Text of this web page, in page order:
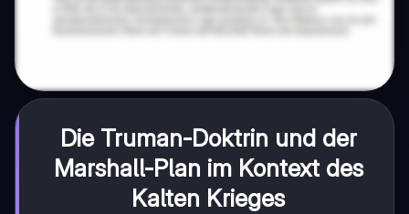
Die Truman-Doktrin und der
Marshall-Plan im Kontext des
Kalten Krieges